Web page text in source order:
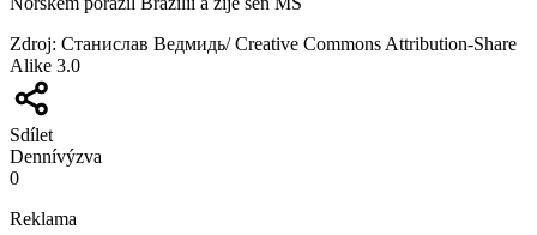
Zdroj: Станислав Ведмидь/ Creative Commons Attribution-Share
Alike 3.0
Sdílet
Dennívýzva
0
Reklama